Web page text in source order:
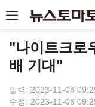
"나이트크로
배 기대"
입력: 2023-11-08
수정: 2023-11-08